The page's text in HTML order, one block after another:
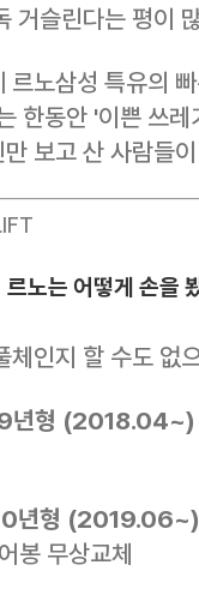
거슬린다는 평이
르노삼성 특유의
한동안 '이쁜 쓰레
만 보고 산 사람들
르노는 어떻게 손을
체인지 할 수도 없
년형 (2018.04~)
년형 (2019.06~)
봉 무상교체